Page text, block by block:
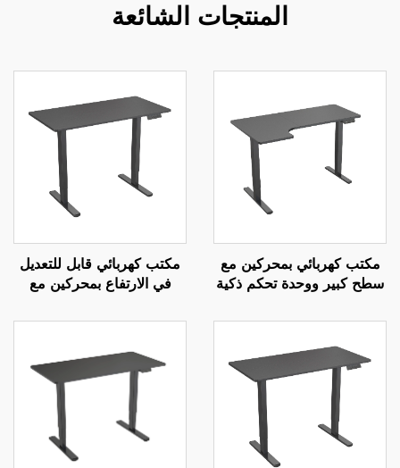
المنتجات الشائعة
مكتب كهربائي بمحركين مع
سطح كبير ووحدة تحكم ذكية
L1
مكتب كهربائي قابل للتعديل
في الارتفاع بمحركين مع
MOUNTS JSD2-02-1P